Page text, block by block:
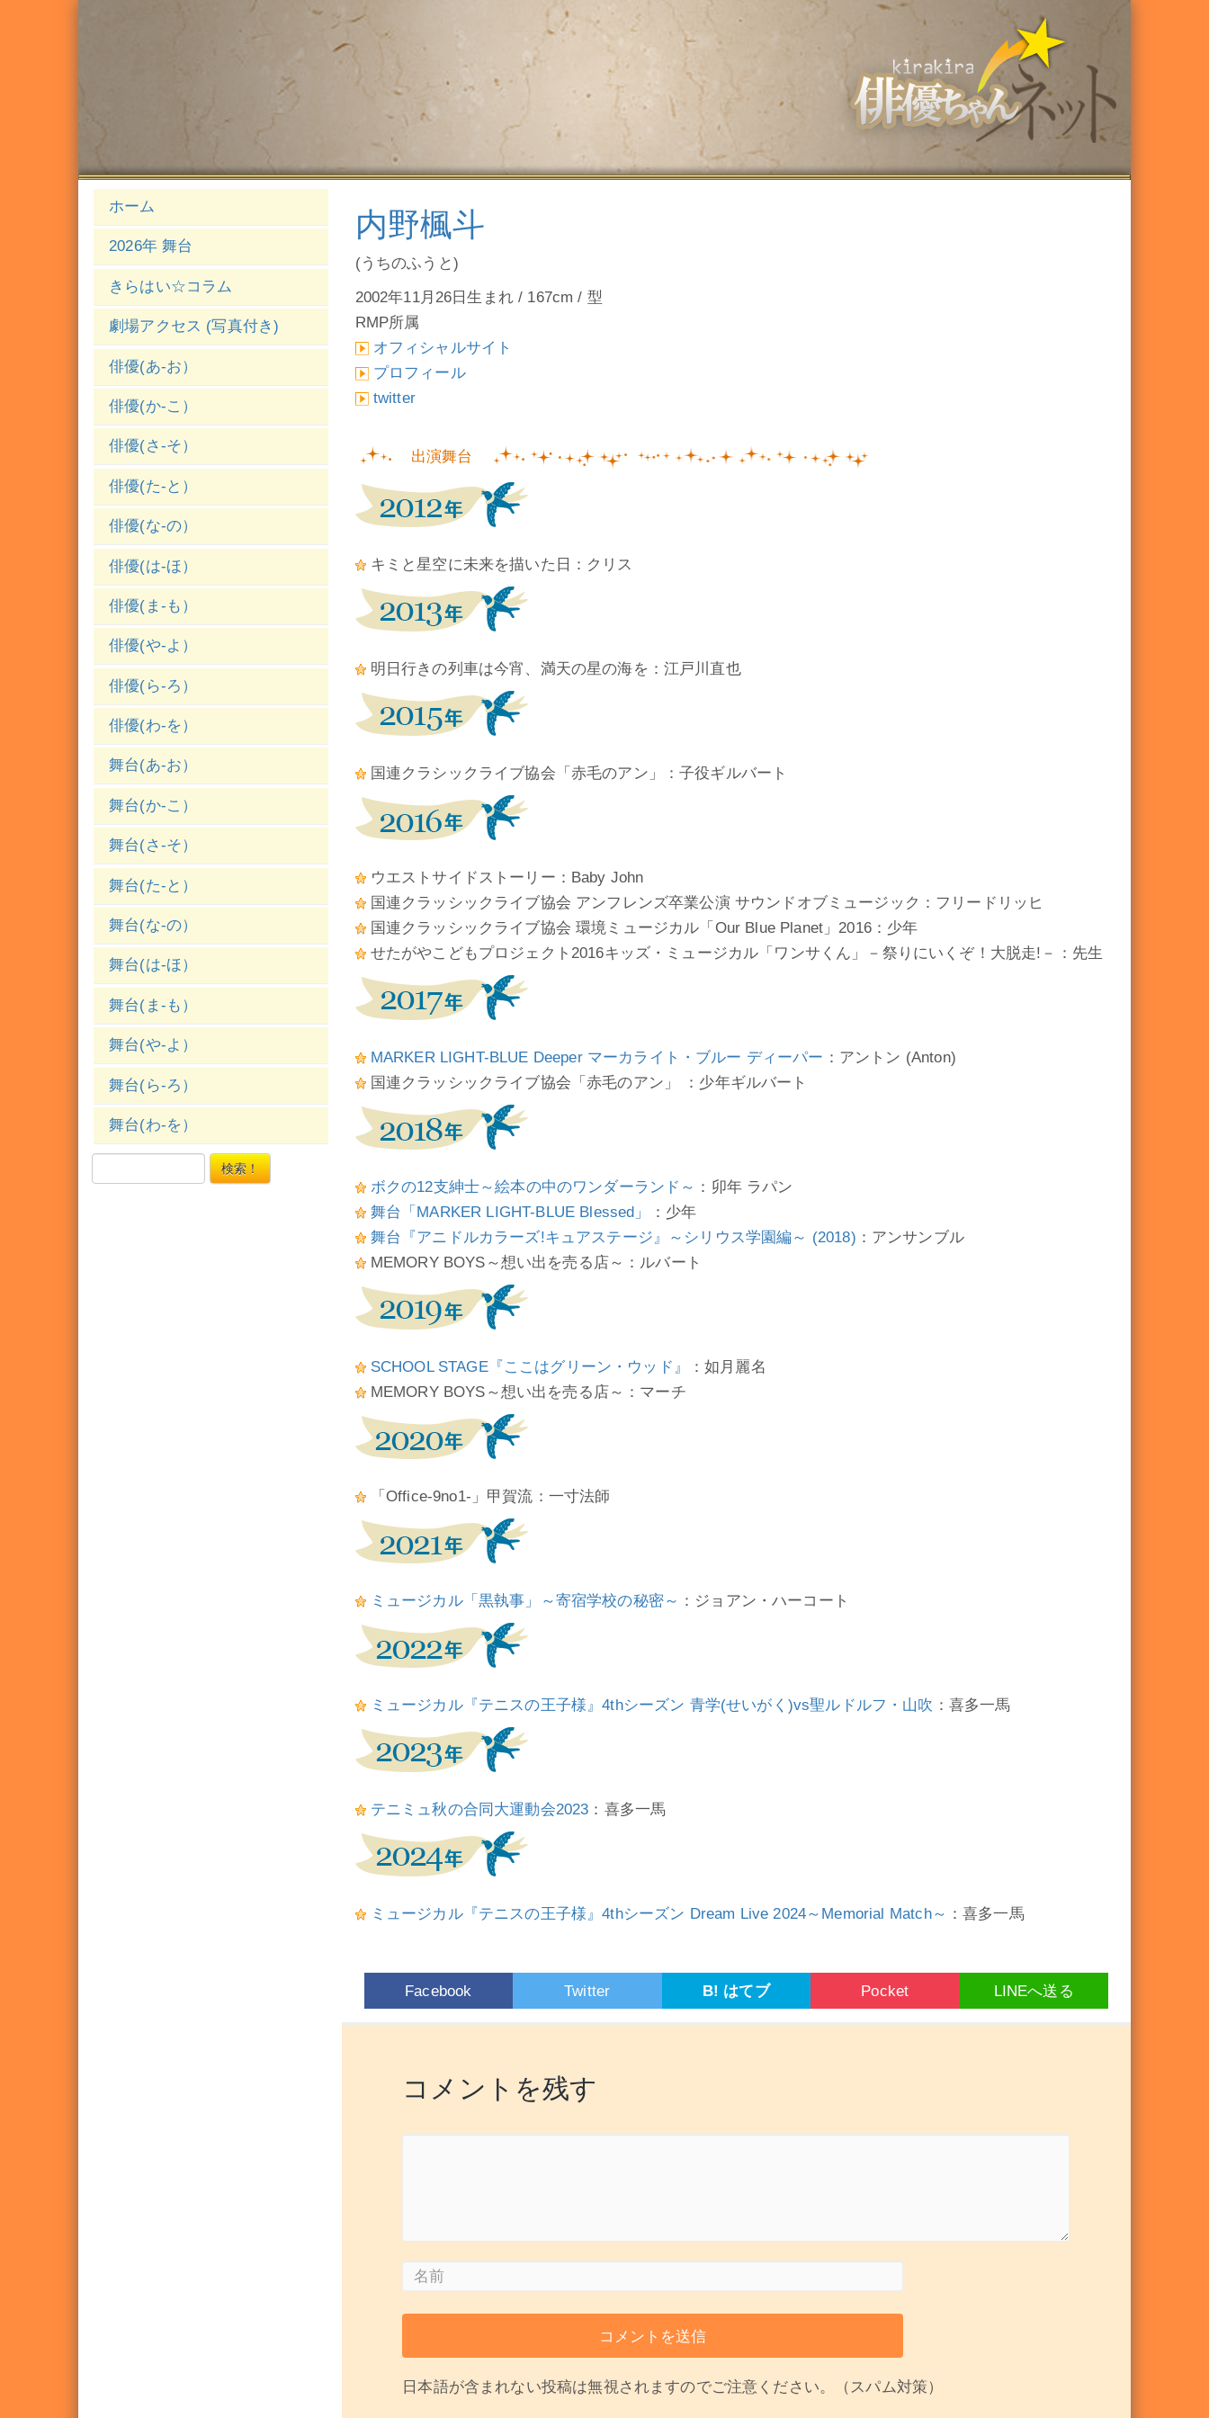
内野楓斗
(うちのふうと)
2002年11月26日生まれ / 167cm / 型
RMP所属
オフィシャルサイト
プロフィール
twitter
出演舞台
キミと星空に未来を描いた日：クリス
明日行きの列車は今宵、満天の星の海を：江戸川直也
国連クラシックライブ協会「赤毛のアン」：子役ギルバート
ウエストサイドストーリー：Baby John
国連クラッシックライブ協会 アンフレンズ卒業公演 サウンドオブミュージック：フリードリッヒ
国連クラッシックライブ協会 環境ミュージカル「Our Blue Planet」2016：少年
せたがやこどもプロジェクト2016キッズ・ミュージカル「ワンサくん」－祭りにいくぞ！大脱走!－：先生
MARKER LIGHT-BLUE Deeper マーカライト・ブルー ディーパー ：アントン (Anton)
国連クラッシックライブ協会「赤毛のアン」 ：少年ギルバート
ボクの12支紳士～絵本の中のワンダーランド～ ：卯年 ラパン
舞台「MARKER LIGHT-BLUE Blessed」
：少年
舞台『アニドルカラーズ!キュアステージ』～シリウス学園編～ (2018) ：アンサンブル
MEMORY BOYS～想い出を売る店～：ルバート
SCHOOL STAGE『ここはグリーン・ウッド』
：如月麗名
MEMORY BOYS～想い出を売る店～：マーチ
「Office-9no1-」甲賀流：一寸法師
ミュージカル「黒執事」～寄宿学校の秘密～ ：ジョアン・ハーコート
ミュージカル『テニスの王子様』4thシーズン 青学(せいがく)vs聖ルドルフ・山吹 ：喜多一馬
テニミュ秋の合同大運動会2023 ：喜多一馬
ミュージカル『テニスの王子様』4thシーズン Dream Live 2024～Memorial Match～ ：喜多一馬
Facebook Twitter B! はてブ Pocket LINEへ送る
コメントを残す
日本語が含まれない投稿は無視されますのでご注意ください。（スパム対策）
ホーム
2026年 舞台
きらはい☆コラム
劇場アクセス (写真付き)
俳優(あ-お）
俳優(か-こ）
俳優(さ-そ）
俳優(た-と）
俳優(な-の）
俳優(は-ほ）
俳優(ま-も）
俳優(や-よ）
俳優(ら-ろ）
俳優(わ-を）
舞台(あ-お）
舞台(か-こ）
舞台(さ-そ）
舞台(た-と）
舞台(な-の）
舞台(は-ほ）
舞台(ま-も）
舞台(や-よ）
舞台(ら-ろ）
舞台(わ-を）
検索！